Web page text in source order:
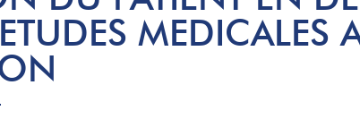
MEDICALES